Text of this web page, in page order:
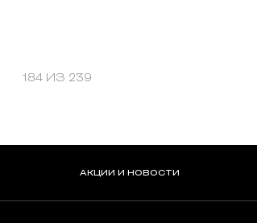
184 ИЗ 239
АКЦИИ И НОВОСТИ